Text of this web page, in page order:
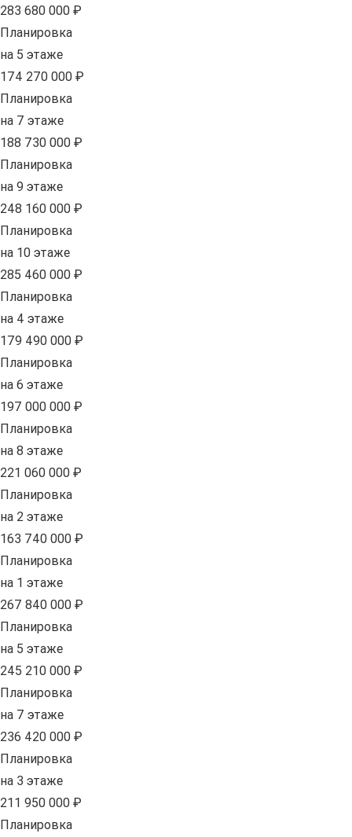
283 680 000 ₽
Планировка
на 5 этаже
174 270 000 ₽
Планировка
на 7 этаже
188 730 000 ₽
Планировка
на 9 этаже
248 160 000 ₽
Планировка
на 10 этаже
285 460 000 ₽
Планировка
на 4 этаже
179 490 000 ₽
Планировка
на 6 этаже
197 000 000 ₽
Планировка
на 8 этаже
221 060 000 ₽
Планировка
на 2 этаже
163 740 000 ₽
Планировка
на 1 этаже
267 840 000 ₽
Планировка
на 5 этаже
245 210 000 ₽
Планировка
на 7 этаже
236 420 000 ₽
Планировка
на 3 этаже
211 950 000 ₽
Планировка